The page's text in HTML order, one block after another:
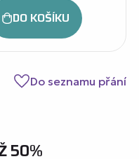
DO KOŠÍKU
Do seznamu přání
50%